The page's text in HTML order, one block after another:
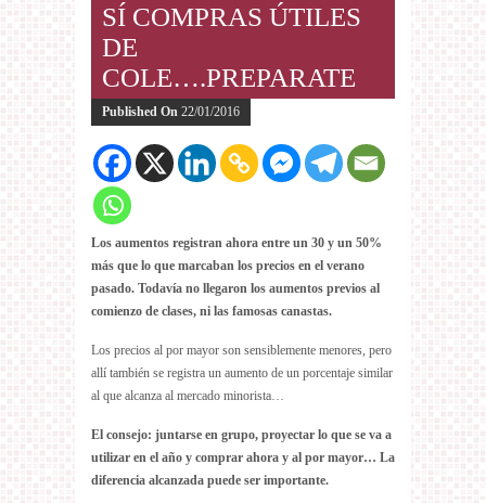
SÍ COMPRAS ÚTILES
DE
COLE….PREPARATE
Published On 22/01/2016
Los aumentos registran ahora entre un 30 y un 50%
más que lo que marcaban los precios en el verano
pasado. Todavía no llegaron los aumentos previos al
comienzo de clases, ni las famosas canastas.
Los precios al por mayor son sensiblemente menores, pero
allí también se registra un aumento de un porcentaje similar
al que alcanza al mercado minorista…
El consejo: juntarse en grupo, proyectar lo que se va a
utilizar en el año y comprar ahora y al por mayor… La
diferencia alcanzada puede ser importante.